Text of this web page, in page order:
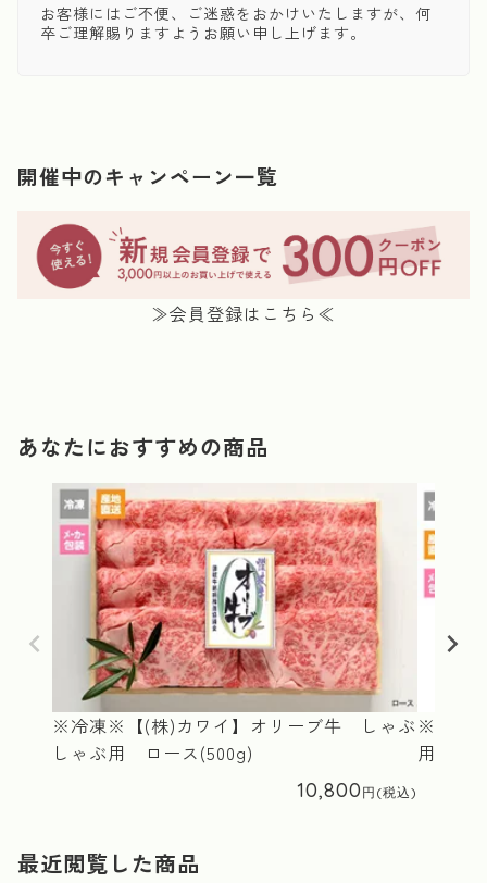
お客様にはご不便、ご迷惑をおかけいたしますが、何
卒ご理解賜りますようお願い申し上げます。
開催中のキャンペーン一覧
≫会員登録はこちら≪
あなたにおすすめの商品
※冷凍※【(株)カワイ】オリーブ牛 しゃぶ
しゃぶ用 ロース(500g)
10,800
※冷凍
用 ロ
最近閲覧した商品